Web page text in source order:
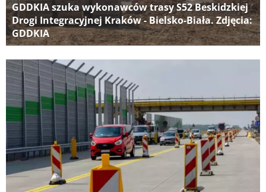
GDDKIA szuka wykonawców trasy S52 Beskidzkiej
Drogi Integracyjnej Kraków - Bielsko-Biała. Zdjęcia:
GDDKIA